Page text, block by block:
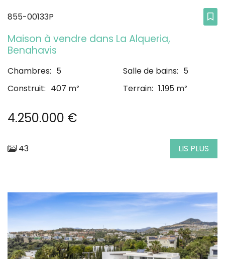
855-00133P
Maison à vendre dans La Alqueria,
Benahavis
Chambres: 5 Salle de bains: 5
Construit: 407 m² Terrain: 1.195 m²
4.250.000 €
43 LIS PLUS